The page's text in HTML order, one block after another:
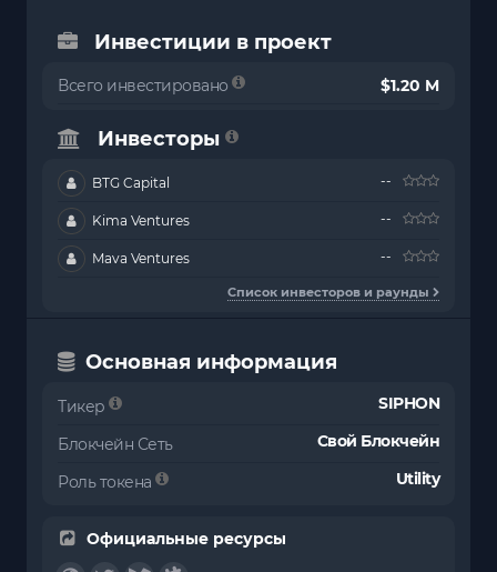
Инвестиции в проект
Всего инвестировано $1.20 M
Инвесторы
BTG Capital --
Kima Ventures --
Mava Ventures --
Список инвесторов и раунды
Основная информация
Тикер SIPHON
Блокчейн Сеть Свой Блокчейн
Роль токена Utility
Официальные ресурсы